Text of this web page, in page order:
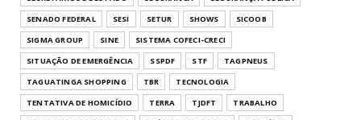
SENADO FEDERAL
SESI SETUR SHOWS
SICOOB
SIGMA GROUP
SINE
SISTEMA COFECI-CRECI
SITUAÇÃO DE EMERGÊNCIA
SSPDF STF
TAGPNEUS
TAGUATINGA SHOPPING
TBR
TECNOLOGIA
TENTATIVA DE HOMICÍDIO
TERRA TJDFT
TRABALHO